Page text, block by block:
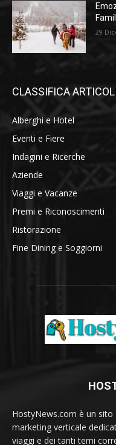
29
CLASSIFICA
Alberghi e Hotel
Eventi e Fiere
Indagini e Ricerche
Aziende
Viaggi e Vacanze
Premi e Riconoscimenti
Ristorazione
Fine Dining e Soggiorni
HostyNews.com è un
marketing verticale
viaggi e dei tanti temi